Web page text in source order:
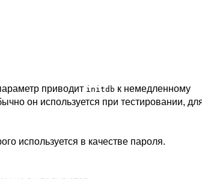
приводит initdb к немедленному
он используется при тестировании,
используется в качестве пароля.